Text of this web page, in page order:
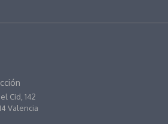
Cid, 142
Valencia